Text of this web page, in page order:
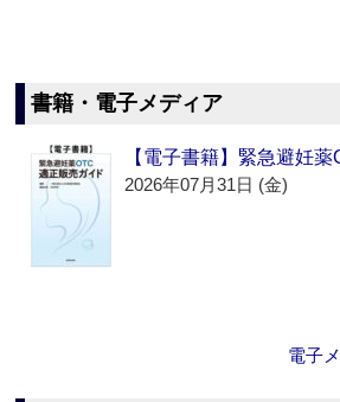
書籍・電子メディア
【電子書籍】緊急避妊
2026年07月31日 (金)
電子